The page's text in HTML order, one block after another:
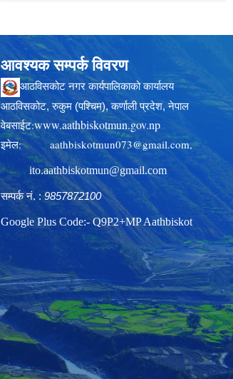
आवश्यक सम्पर्क विवरण
आठविसकोट नगर कार्यपालिकाको कार्यालय
आठविसकोट, रुकुम (पश्चिम), कर्णाली प्रदेश, नेपाल
वेबसाईट:www.aathbiskotmun.gov.np
इमेल: aathbiskotmun073@gmail.com,
ito.aathbiskotmun@gmail.com
सम्पर्क नं. :9857872100
Google Plus Code:- Q9P2+MP Aathbiskot